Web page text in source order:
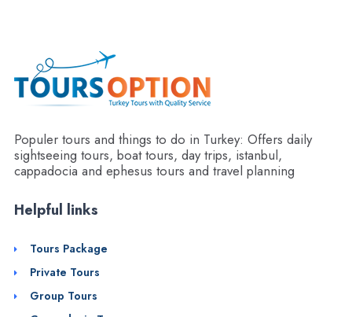
Populer tours and things to do in Turkey: Offers daily
sightseeing tours, boat tours, day trips, istanbul,
cappadocia and ephesus tours and travel planning
Helpful links
Tours Package
Private Tours
Group Tours